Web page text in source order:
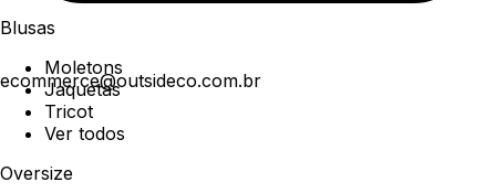
ecommerce@outsideco.com.br
Blusas
Moletons
Jaquetas
Tricot
Ver todos
Oversize